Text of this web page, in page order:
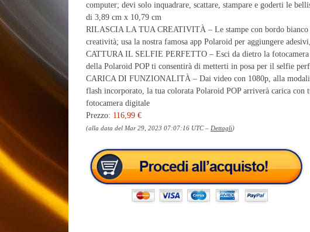
computer; devi solo inquadrare, scattare, stampare e goderti le
di 3,89 cm x 10,79 cm
RILASCIA LA TUA CREATIVITÀ – Le stampe con bordo bianco
creatività; usa la nostra famosa app Polaroid per aggiungere
CATTURA IL SELFIE PERFETTO – Esci da dietro la fotocamera
della Polaroid POP ti consentirà di metterti in posa per il selfie
CARICA DI FUNZIONALITÀ – Dai video con 1080p, alla
flash incorporato, la tua colorata Polaroid POP arriverà carica con
fotocamera digitale
Prezzo: 116,99 €
(alla data del Mar 29, 2023 07:07:16 UTC – Dettagli)